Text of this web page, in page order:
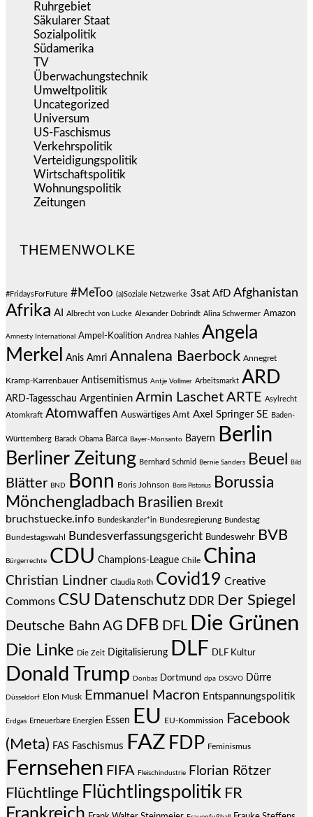
Ruhrgebiet
Säkularer Staat
Sozialpolitik
Südamerika
TV
Überwachungstechnik
Umweltpolitik
Uncategorized
Universum
US-Faschismus
Verkehrspolitik
Verteidigungspolitik
Wirtschaftspolitik
Wohnungspolitik
Zeitungen
THEMENWOLKE
#FridaysForFuture #MeToo (a)Soziale Netzwerke 3sat AfD Afghanistan
Afrika AI Albrecht von Lucke Alexander Dobrindt Alina Schwermer Amazon
Amnesty International Ampel-Koalition Andrea Nahles Angela
Merkel
Anis Amri Annalena Baerbock Annegret
Kramp-Karrenbauer Antisemitismus Antje Vollmer Arbeitsmarkt ARD
ARD-Tagesschau Argentinien Armin Laschet ARTE Asylrecht
Atomkraft Atomwaffen Auswärtiges Amt Axel Springer SE Baden-
Württemberg Barack Obama Barca Bayer-Monsanto Bayern Berlin
Berliner Zeitung Bernhard Schmid Bernie Sanders Beuel Bild
Blätter BND Bonn Boris Johnson Boris Pistorius
Borussia
Mönchengladbach Brasilien Brexit
bruchstuecke.info Bundeskanzler*in Bundesregierung Bundestag
Bundestagswahl Bundesverfassungsgericht Bundeswehr BVB
Bürgerrechte CDU Champions-League Chile China
Christian Lindner Claudia Roth Covid19 Creative
Commons CSU Datenschutz DDR Der Spiegel
Deutsche Bahn AG DFB DFL Die Grünen
Die Linke Die Zeit Digitalisierung DLF DLF Kultur
Donald Trump Donbas Dortmund dpa DSGVO Dürre
Düsseldorf Elon Musk Emmanuel Macron Entspannungspolitik
Erdgas Erneuerbare Energien Essen EU EU-Kommission
Facebook
(Meta) FAS Faschismus FAZ FDP Feminismus
Fernsehen FIFA Fleischindustrie Florian Rötzer
Flüchtlinge Flüchtlingspolitik FR